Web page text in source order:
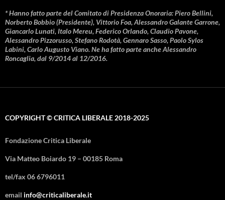
* Hanno fatto parte del Comitato di Presidenza Onoraria: Piero Bellini,
Norberto Bobbio (Presidente), Vittorio Foa, Alessandro Galante Garrone,
Giancarlo Lunati, Italo Mereu, Federico Orlando, Claudio Pavone,
Alessandro Pizzorusso, Stefano Rodotà, Gennaro Sasso, Paolo Sylos
Labini, Carlo Augusto Viano. Ne ha fatto parte anche Alessandro
Roncaglia, dal 9/2014 al 12/2016.
COPYRIGHT © CRITICA LIBERALE 2018-2025
Fondazione Critica Liberale
Via Matteo Boiardo 19 – 00185 Roma
tel/fax 06 6796011
email info@criticaliberale.it